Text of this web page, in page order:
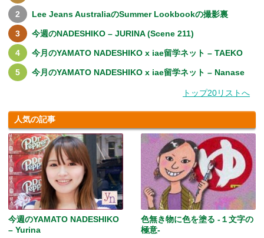
Lee Jeans AustraliaのSummer Lookbookの撮影裏
今週のNADESHIKO – JURINA (Scene 211)
今月のYAMATO NADESHIKO x iae留学ネット – TAEKO
今月のYAMATO NADESHIKO x iae留学ネット – Nanase
トップ20リストへ
人気の記事
今週のYAMATO NADESHIKO
– Yurina
色無き物に色を塗る -１文字の
極意-